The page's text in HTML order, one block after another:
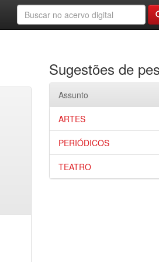
Sugestões de
Assunto
ARTES
PERIÓDICOS
TEATRO